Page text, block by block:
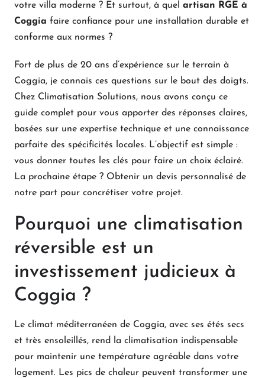
votre villa moderne ? Et surtout, à quel artisan RGE à
Coggia faire confiance pour une installation durable et
conforme aux normes ?
Fort de plus de 20 ans d’expérience sur le terrain à
Coggia, je connais ces questions sur le bout des doigts.
Chez Climatisation Solutions, nous avons conçu ce
guide complet pour vous apporter des réponses claires,
basées sur une expertise technique et une connaissance
parfaite des spécificités locales. L’objectif est simple :
vous donner toutes les clés pour faire un choix éclairé.
La prochaine étape ? Obtenir un devis personnalisé de
notre part pour concrétiser votre projet.
Pourquoi une climatisation
réversible est un
investissement judicieux à
Coggia ?
Le climat méditerranéen de Coggia, avec ses étés secs
et très ensoleillés, rend la climatisation indispensable
pour maintenir une température agréable dans votre
logement. Les pics de chaleur peuvent transformer une